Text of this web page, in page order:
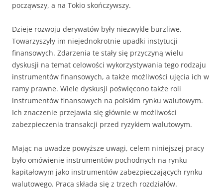
począwszy, a na Tokio skończywszy.
Dzieje rozwoju derywatów były niezwykle burzliwe.
Towarzyszyły im niejednokrotnie upadki instytucji
finansowych. Zdarzenia te stały się przyczyną wielu
dyskusji na temat celowości wykorzystywania tego rodzaju
instrumentów finansowych, a także możliwości ujęcia ich w
ramy prawne. Wiele dyskusji poświęcono także roli
instrumentów finansowych na polskim rynku walutowym.
Ich znaczenie przejawia się głównie w możliwości
zabezpieczenia transakcji przed ryzykiem walutowym.
Mając na uwadze powyższe uwagi, celem niniejszej pracy
było omówienie instrumentów pochodnych na rynku
kapitałowym jako instrumentów zabezpieczających rynku
walutowego. Praca składa się z trzech rozdziałów.